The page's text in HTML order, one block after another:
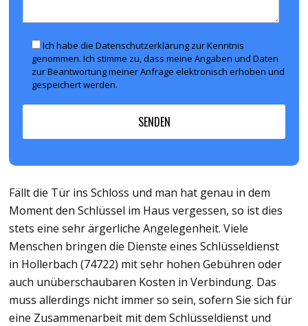
Ich habe die Datenschutzerklärung zur Kenntnis
genommen. Ich stimme zu, dass meine Angaben und Daten
zur Beantwortung meiner Anfrage elektronisch erhoben und
gespeichert werden.
Fällt die Tür ins Schloss und man hat genau in dem
Moment den Schlüssel im Haus vergessen, so ist dies
stets eine sehr ärgerliche Angelegenheit. Viele
Menschen bringen die Dienste eines Schlüsseldienst
in Hollerbach (74722) mit sehr hohen Gebühren oder
auch unüberschaubaren Kosten in Verbindung. Das
muss allerdings nicht immer so sein, sofern Sie sich für
eine Zusammenarbeit mit dem Schlüsseldienst und